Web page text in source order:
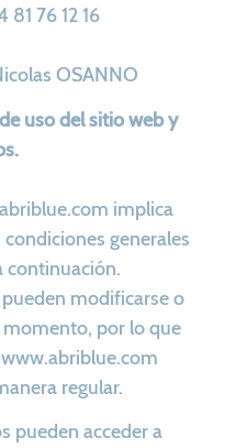
76 12 16
OSANNO
uso del sitio web y
implica
generales
continuación.
modificarse o
por lo que
regular.
pueden acceder a